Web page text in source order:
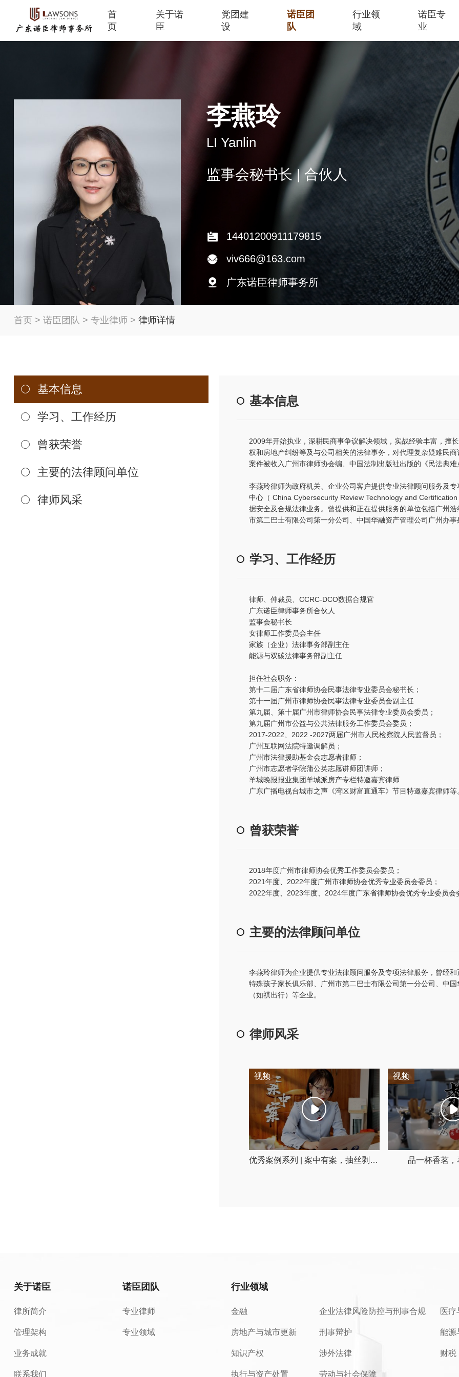
首
页
关于诺
臣
党团建
设
诺臣团
队
行业领
域
诺臣专
业
李燕玲
LI Yanlin
监事会秘书长 | 合伙人
14401200911179815
viv666@163.com
广东诺臣律师事务所
首页 > 诺臣团队 > 专业律师 > 律师详情
基本信息
学习、工作经历
曾获荣誉
主要的法律顾问单位
律师风采
基本信息
2009年开始执业，深耕民商事争议解决领域，实战经验丰富，擅
权和房地产纠纷等及与公司相关的法律事务，对代理复杂疑难民
案件被收入广州市律师协会编、中国法制出版社出版的《民法典难
李燕玲律师为政府机关、企业公司客户提供专业法律顾问服务及
中心（ China Cybersecurity Review Technology and
据安全及合规法律业务。曾提供和正在提供服务的单位包括广州
市第二巴士有限公司第一分公司、中国华融资产管理公司广州办
学习、工作经历
律师、仲裁员、CCRC-DCO数据合规官
广东诺臣律师事务所合伙人
监事会秘书长
女律师工作委员会主任
家族（企业）法律事务部副主任
能源与双碳法律事务部副主任
担任社会职务：
第十二届广东省律师协会民事法律专业委员会秘书长；
第十一届广州市律师协会民事法律专业委员会副主任
第九届、第十届广州市律师协会民事法律专业委员会委员；
第九届广州市公益与公共法律服务工作委员会委员；
2017-2022、2022 -2027两届广州市人民检察院人民监督员；
广州互联网法院特邀调解员；
广州市法律援助基金会志愿者律师；
广州市志愿者学院蒲公英志愿讲师团讲师；
羊城晚报报业集团羊城派房产专栏特邀嘉宾律师
广东广播电视台城市之声《湾区财富直通车》节目特邀嘉宾律师等
曾获荣誉
2018年度广州市律师协会优秀工作委员会委员；
2021年度、2022年度广州市律师协会优秀专业委员会委员；
2022年度、2023年度、2024年度广东省律师协会优秀专业委员会
主要的法律顾问单位
李燕玲律师为企业提供专业法律顾问服务及专项法律服务，曾经
特殊孩子家长俱乐部、广州市第二巴士有限公司第一分公司、中
（如祺出行）等企业。
律师风采
视频
优秀案例系列 | 案中有案，抽丝剥茧，逆转乾坤
视频
品一杯香茗，
关于诺臣
律所简介
管理架构
业务成就
联系我们
诺臣团队
专业律师
专业领域
行业领域
金融
房地产与城市更新
知识产权
执行与资产处置
企业法律风险防控与刑事合规
刑事辩护
涉外法律
劳动与社会保障
医疗
能源
财税